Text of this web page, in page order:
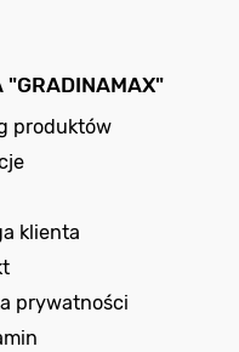
"GRADINAMAX"
produktów
klienta
prywatności